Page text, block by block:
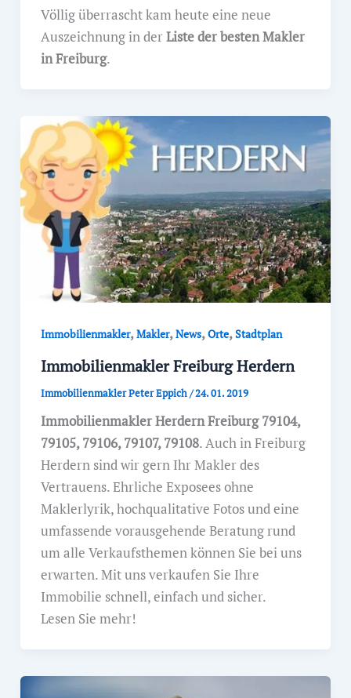
Völlig überrascht kam heute eine neue
Auszeichnung in derListe der besten Makler
in Freiburg.
Immobilienmakler,Makler,News,Orte,Stadtplan
Immobilienmakler Freiburg Herdern
Immobilienmakler Peter Eppich/24. 01. 2019
Immobilienmakler Herdern Freiburg 79104,
79105, 79106, 79107, 79108. Auch in Freiburg
Herdern sind wir gern Ihr Makler des
Vertrauens. Ehrliche Exposees ohne
Maklerlyrik, hochqualitative Fotos und eine
umfassende vorausgehende Beratung rund
um alle Verkaufsthemen können Sie bei uns
erwarten. Mit uns verkaufen Sie Ihre
Immobilie schnell, einfach und sicher.
Lesen Sie mehr!